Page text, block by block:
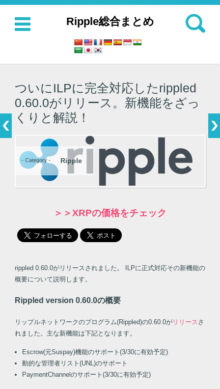
Ripple総合まとめ
検索:
コンテンツに移動
ついにILPに完全対応したrippled
0.60.0がリリース。新機能をざっ
くりと解説！
- Category - Ripple
＞＞XRPの価格をチェック
rippled 0.60.0がリリースされました。 ILPに正式対応その新機能の
概要について説明します。
Rippled version 0.60.0の概要
リップルネットワークのプログラム(Rippled)の0.60.0が リリース さ
れました。主な新機能は下記となります。
Escrow(元Suspay)機能のサポート(3/30に有効予定)
動的な管理者リスト(UNL)のサポート
PaymentChannelのサポート(3/30に有効予定)